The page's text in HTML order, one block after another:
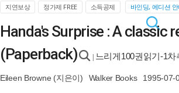
지연보상 정가제 FREE 소득공제 바인딩, 에디션
Handa's Surprise : A classic
(Paperback)
느리게100권읽기-1차
Eileen Browne (지은이) Walker Books 1995-07-